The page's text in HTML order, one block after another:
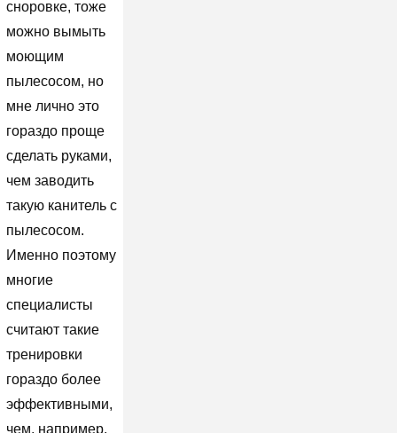
сноровке, тоже
можно вымыть
моющим
пылесосом, но
мне лично это
гораздо проще
сделать руками,
чем заводить
такую канитель с
пылесосом.
Именно поэтому
многие
специалисты
считают такие
тренировки
гораздо более
эффективными,
чем, например,